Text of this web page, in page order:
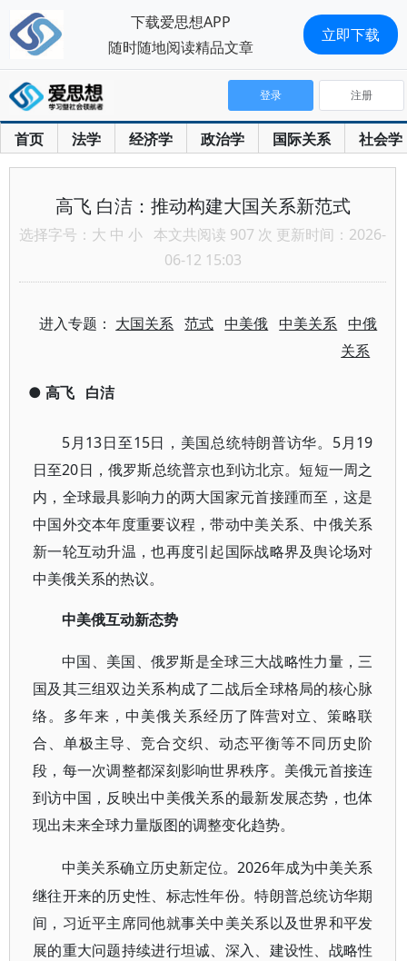
首页 法学 经济学 政治学 国际关系 社会学
登录 注册
高飞 白洁：推动构建大国关系新范式
选择字号： 大 中 小 本文共阅读 907 次 更新时间：2026-
06-12 15:03
进入专题： 大国关系 范式 中美俄 中美关系 中俄
关系
● 高飞 白洁
5月13日至15日，美国总统特朗普访华。5月19
日至20日，俄罗斯总统普京也到访北京。短短一周之
内，全球最具影响力的两大国家元首接踵而至，这是
中国外交本年度重要议程，带动中美关系、中俄关系
新一轮互动升温，也再度引起国际战略界及舆论场对
中美俄关系的热议。
中美俄互动新态势
中国、美国、俄罗斯是全球三大战略性力量，三
国及其三组双边关系构成了二战后全球格局的核心脉
络。多年来，中美俄关系经历了阵营对立、策略联
合、单极主导、竞合交织、动态平衡等不同历史阶
段，每一次调整都深刻影响世界秩序。美俄元首接连
到访中国，反映出中美俄关系的最新发展态势，也体
现出未来全球力量版图的调整变化趋势。
中美关系确立历史新定位。 2026年成为中美关系
继往开来的历史性、标志性年份。特朗普总统访华期
间，习近平主席同他就事关中美关系以及世界和平发
展的重大问题持续进行坦诚、深入、建设性、战略性
下载爱思想APP
随时随地阅读精品文章
立即下载